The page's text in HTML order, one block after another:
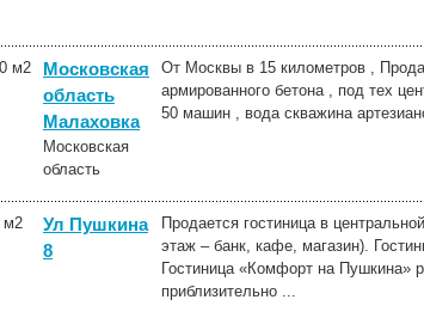
м2
Московская
область
Малаховка
Московская
область
От Москвы в 15 километров ,
армированного бетона , под тех
50 машин , вода скважина
м2
Ул Пушкина
8
Продается гостиница в
этаж – банк, кафе, магазин).
Гостиница «Комфорт на Пушкина»
приблизительно ...